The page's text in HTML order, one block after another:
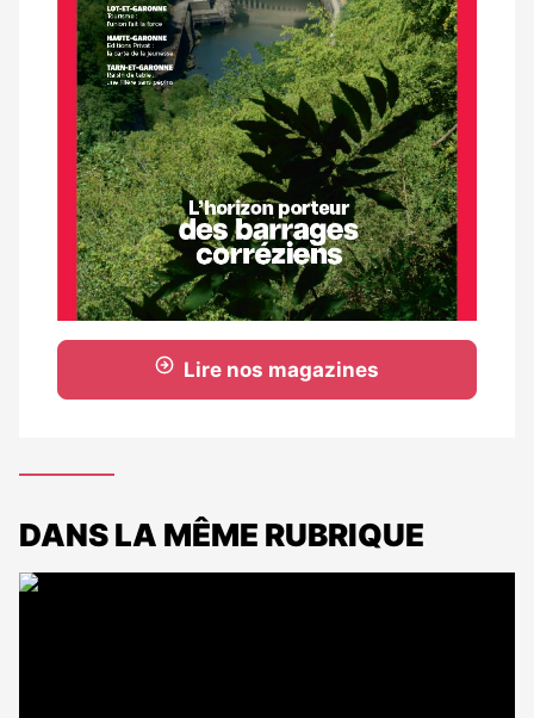
Lire nos magazines
DANS LA MÊME RUBRIQUE